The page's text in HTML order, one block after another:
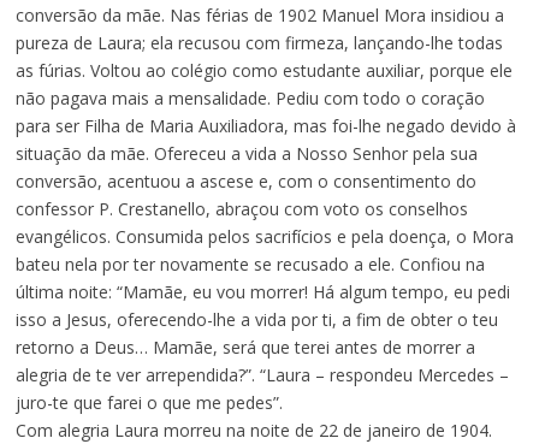
conversão da mãe. Nas férias de 1902 Manuel Mora insidiou a
pureza de Laura; ela recusou com firmeza, lançando-lhe todas
as fúrias. Voltou ao colégio como estudante auxiliar, porque ele
não pagava mais a mensalidade. Pediu com todo o coração
para ser Filha de Maria Auxiliadora, mas foi-lhe negado devido à
situação da mãe. Ofereceu a vida a Nosso Senhor pela sua
conversão, acentuou a ascese e, com o consentimento do
confessor P. Crestanello, abraçou com voto os conselhos
evangélicos. Consumida pelos sacrifícios e pela doença, o Mora
bateu nela por ter novamente se recusado a ele. Confiou na
última noite: “Mamãe, eu vou morrer! Há algum tempo, eu pedi
isso a Jesus, oferecendo-lhe a vida por ti, a fim de obter o teu
retorno a Deus… Mamãe, será que terei antes de morrer a
alegria de te ver arrependida?”. “Laura – respondeu Mercedes –
juro-te que farei o que me pedes”.
Com alegria Laura morreu na noite de 22 de janeiro de 1904.